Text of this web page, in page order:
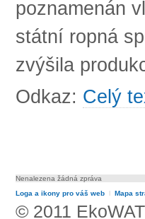
poznamenán
státní ropná
zvýšila
Odkaz: Celý
Nenalezena žádná zpráva
Loga a ikony pro váš web l Mapa
© 2011